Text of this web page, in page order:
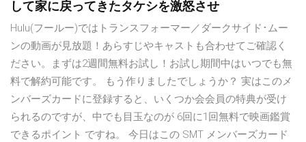
して家に戻ってきたタケシを激怒させ
Hulu(フールー)ではトランスフォーマー／ダークサイド･ムー
ンの動画が見放題！あらすじやキャストも合わせてご確認く
ださい。まずは2週間無料お試し！お試し期間中はいつでも無
料で解約可能です。 もう作りましたでしょうか？ 実はこのメ
ンバーズカードに登録すると、いくつか会会員の特典が受け
られるのですが、中でも目玉なのが 6回に1回無料で映画鑑賞
できるポイント ですね。 今日はこの SMT メンバーズカード